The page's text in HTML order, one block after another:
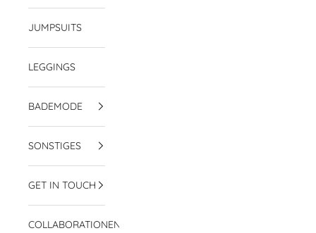
JUMPSUITS
LEGGINGS
BADEMODE
SONSTIGES
GET IN TOUCH
COLLABORATIONEN